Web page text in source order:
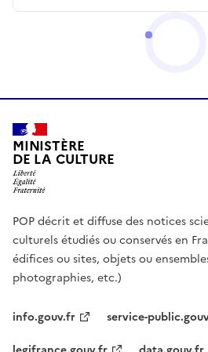
MINISTÈRE
DE LA CULTURE
POP décrit et diffuse des notices
culturels étudiés ou conservés en
édifices ou sites, objets ou
photographies, etc.)
info.gouv.fr
service-